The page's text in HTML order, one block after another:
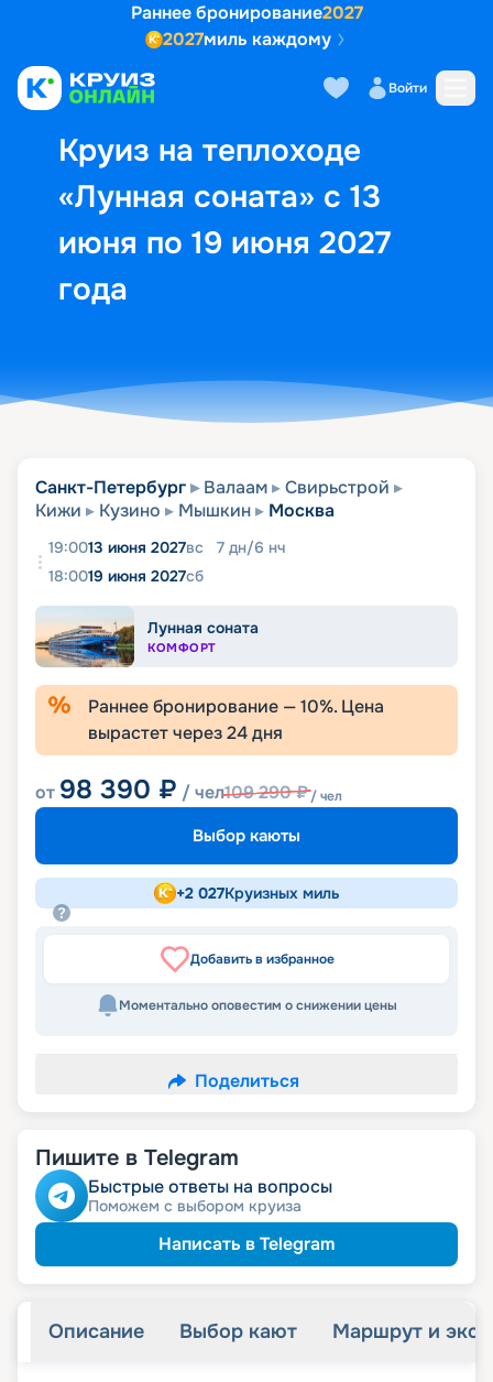
Раннее бронирование2027
2027миль каждому
Войти
Круиз на теплоходе
«Лунная соната» с 13
июня по 19 июня 2027
года
Выбор кают Маршрут и
Санкт-Петербург Валаам
Свирьстрой
Кижи
Кузино Мышкин Москва
19:0013 июня 2027вс 7 дн/6 нч
18:0019 июня 2027сб
Лунная соната
КОМФОРТ
Раннее бронирование —10%. Цена
вырастет через24дня
от 98 390 ₽ / чел109 290₽/ чел
Выбор каюты
+2 027Круизных миль
Добавить в избранное
Моментально оповестим о снижении цены
Поделиться
Пишите в Telegram
Быстрые ответы на вопросы
Поможем с выбором круиза
Написать в Telegram
Описание Выбор кают Маршрут и